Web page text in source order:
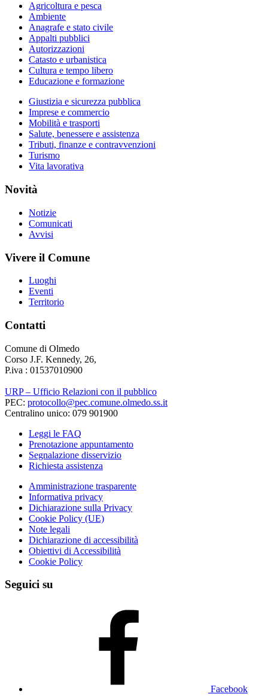
Agricoltura e pesca
Ambiente
Anagrafe e stato civile
Appalti pubblici
Autorizzazioni
Catasto e urbanistica
Cultura e tempo libero
Educazione e formazione
Giustizia e sicurezza pubblica
Imprese e commercio
Mobilità e trasporti
Salute, benessere e assistenza
Tributi, finanze e contravvenzioni
Turismo
Vita lavorativa
Novità
Notizie
Comunicati
Avvisi
Vivere il Comune
Luoghi
Eventi
Territorio
Contatti
Comune di Olmedo
Corso J.F. Kennedy, 26,
P.iva : 01537010900
URP – Ufficio Relazioni con il pubblico
PEC: protocollo@pec.comune.olmedo.ss.it
Centralino unico: 079 901900
Leggi le FAQ
Prenotazione appuntamento
Segnalazione disservizio
Richiesta assistenza
Amministrazione trasparente
Informativa privacy
Dichiarazione sulla Privacy
Cookie Policy (UE)
Note legali
Dichiarazione di accessibilità
Obiettivi di Accessibilità
Cookie Policy
Seguici su
Facebook